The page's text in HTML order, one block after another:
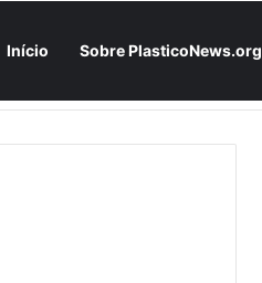
Início Sobre PlasticoNews.org